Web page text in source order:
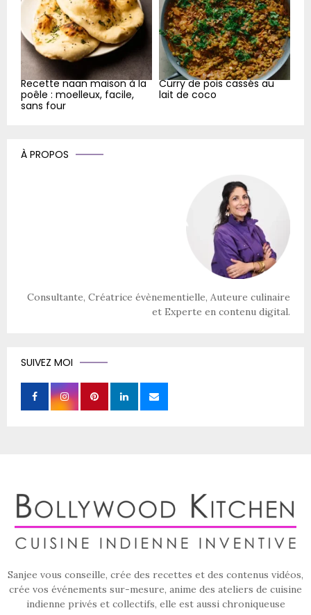
Recette naan maison à la
poêle : moelleux, facile,
sans four
Curry de pois cassés au
lait de coco
À PROPOS
Consultante, Créatrice évènementielle, Auteure culinaire
et Experte en contenu digital.
SUIVEZ MOI
Sanjee vous conseille, crée des recettes et des contenus vidéos,
crée vos événements sur-mesure, anime des ateliers de cuisine
indienne privés et collectifs, elle est aussi chroniqueuse